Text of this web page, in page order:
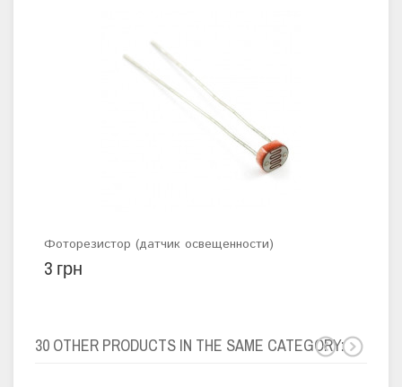
Фоторезистор (датчик освещенности)
3 грн
30 OTHER PRODUCTS IN THE SAME CATEGORY: